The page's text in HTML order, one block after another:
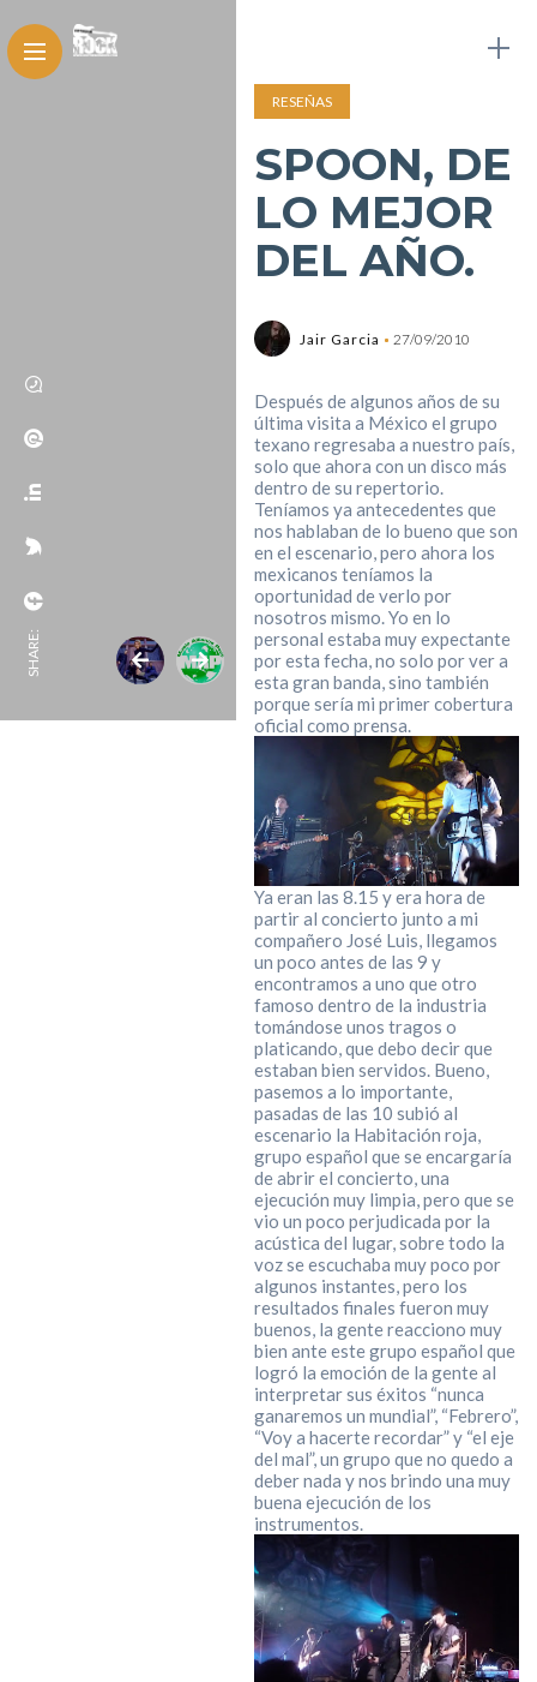
SHARE:
RESEÑAS
SPOON, DE
LO MEJOR
DEL AÑO.
Jair Garcia 27/09/2010
Después de algunos años de su
última visita a México el grupo
texano regresaba a nuestro país,
solo que ahora con un disco más
dentro de su repertorio.
Teníamos ya antecedentes que
nos hablaban de lo bueno que son
en el escenario, pero ahora los
mexicanos teníamos la
oportunidad de verlo por
nosotros mismo. Yo en lo
personal estaba muy expectante
por esta fecha, no solo por ver a
esta gran banda, sino también
porque sería mi primer cobertura
oficial como prensa.
Ya eran las 8.15 y era hora de
partir al concierto junto a mi
compañero José Luis, llegamos
un poco antes de las 9 y
encontramos a uno que otro
famoso dentro de la industria
tomándose unos tragos o
platicando, que debo decir que
estaban bien servidos. Bueno,
pasemos a lo importante,
pasadas de las 10 subió al
escenario la Habitación roja,
grupo español que se encargaría
de abrir el concierto, una
ejecución muy limpia, pero que se
vio un poco perjudicada por la
acústica del lugar, sobre todo la
voz se escuchaba muy poco por
algunos instantes, pero los
resultados finales fueron muy
buenos, la gente reacciono muy
bien ante este grupo español que
logró la emoción de la gente al
interpretar sus éxitos “nunca
ganaremos un mundial”, “Febrero”,
“Voy a hacerte recordar” y “el eje
del mal”, un grupo que no quedo a
deber nada y nos brindo una muy
buena ejecución de los
instrumentos.